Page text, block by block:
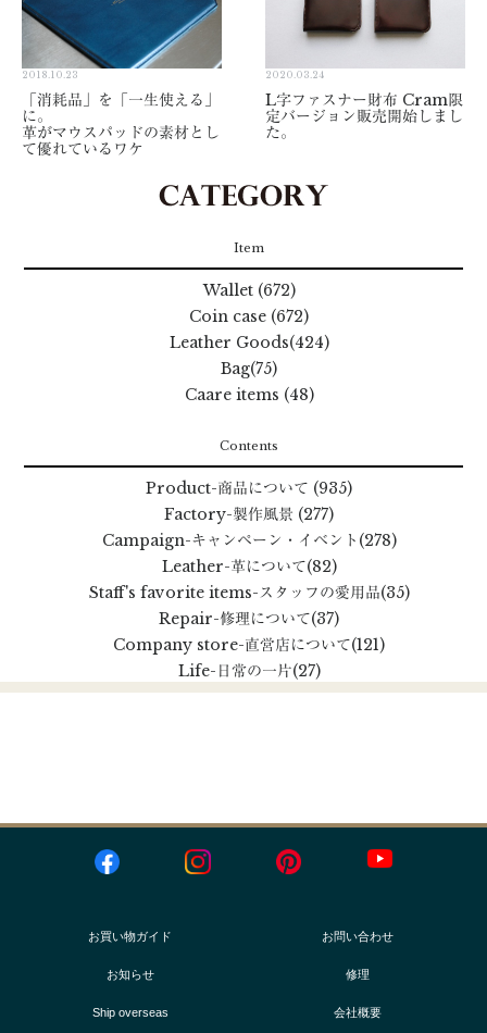
2018.10.23
「消耗品」を「一生使える」
に。
革がマウスパッドの素材とし
て優れているワケ
2020.03.24
L字ファスナー財布 Cram限
定バージョン販売開始しまし
た。
Item
Wallet (672)
Coin case (672)
Leather Goods(424)
Bag(75)
Caare items (48)
Contents
Product-商品について (935)
Factory-製作風景 (277)
Campaign-キャンペーン・イベント (278)
Leather-革について(82)
Staff's favorite items-スタッフの愛用品(35)
Repair-修理について(37)
Company store-直営店について(121)
Life-日常の一片(27)
お買い物ガイド お問い合わせ
お知らせ 修理
Ship overseas 会社概要